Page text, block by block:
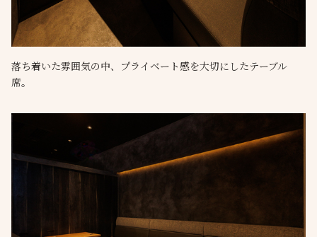
落ち着いた雰囲気の中、プライベート感を大切にしたテーブル
席。